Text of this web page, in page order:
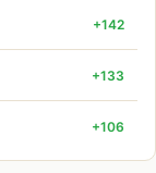
+142
+133
+106